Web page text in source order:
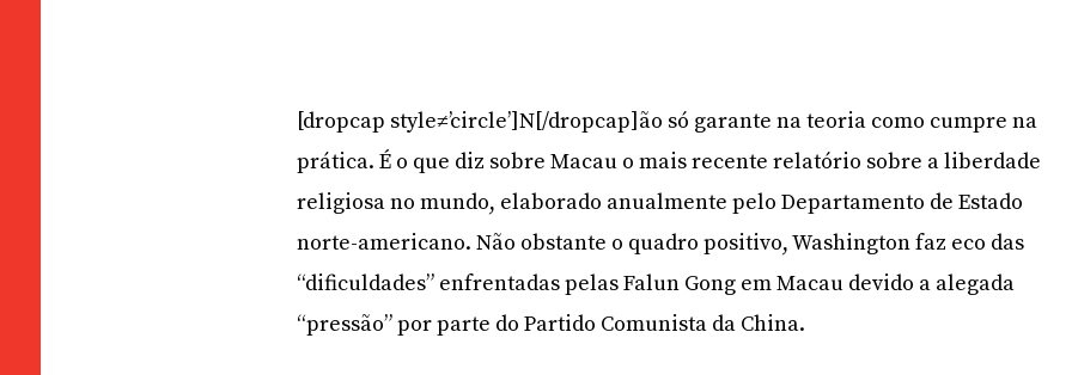
[dropcap style≠’circle’]N[/dropcap]ão só garante na teoria como cumpre na
prática. É o que diz sobre Macau o mais recente relatório sobre a liberdade
religiosa no mundo, elaborado anualmente pelo Departamento de Estado
norte-americano. Não obstante o quadro positivo, Washington faz eco das
“dificuldades” enfrentadas pelas Falun Gong em Macau devido a alegada
“pressão” por parte do Partido Comunista da China.